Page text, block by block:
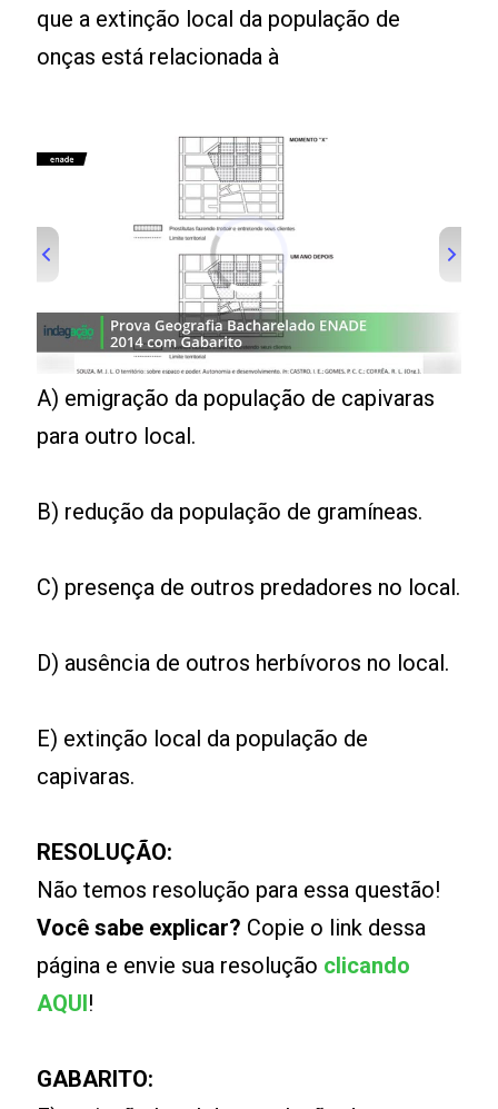
que a extinção local da população de
onças está relacionada à
A) emigração da população de capivaras
para outro local.
B) redução da população de gramíneas.
C) presença de outros predadores no local.
D) ausência de outros herbívoros no local.
E) extinção local da população de
capivaras.
RESOLUÇÃO:
Não temos resolução para essa questão!
Você sabe explicar? Copie o link dessa
página e envie sua resolução clicando
AQUI!
GABARITO: